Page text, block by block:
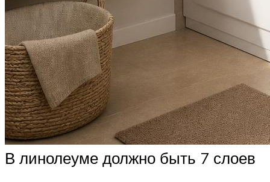
В линолеуме должно быть 7 слоев